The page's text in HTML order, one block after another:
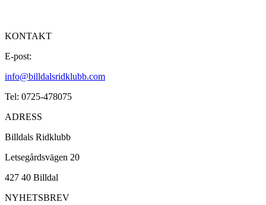
KONTAKT
E-post:
info@billdalsridklubb.com
Tel: 0725-478075
ADRESS
Billdals Ridklubb
Letsegårdsvägen 20
427 40 Billdal
NYHETSBREV